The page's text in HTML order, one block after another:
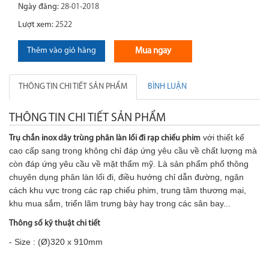
Ngày đăng: 28-01-2018
Lượt xem: 2522
Thêm vào giỏ hàng Mua ngay
THÔNG TIN CHI TIẾT SẢN PHẨM BÌNH LUẬN
THÔNG TIN CHI TIẾT SẢN PHẨM
Trụ chắn inox dây trùng phân làn lối đi rạp chiếu phim với thiết kế
cao cấp sang trọng không chỉ đáp ứng yêu cầu về chất lượng mà
còn đáp ứng yêu cầu về mặt thẩm mỹ. Là sản phẩm phổ thông
chuyên dụng phân làn lối đi, điều hướng chỉ dẫn đường, ngăn
cách khu vực trong các rạp chiếu phim, trung tâm thương mại,
khu mua sắm, triển lãm trưng bày hay trong các sân bay...
Thông số kỹ thuật chi tiết
- Size : (Ø)320 x 910mm